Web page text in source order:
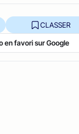
CLASSER
en favori sur Google